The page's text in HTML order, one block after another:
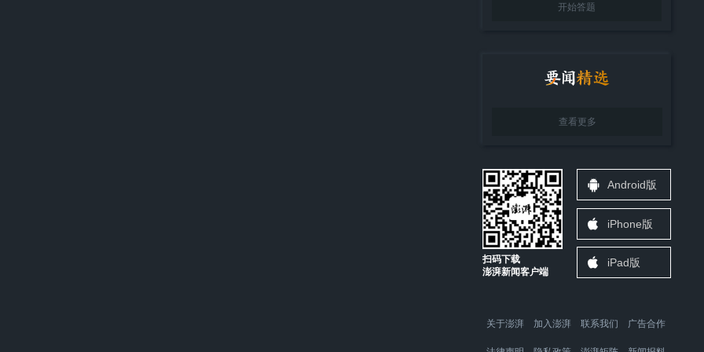
开始答题
查看更多
扫码下载
澎湃新闻客户端
Android版
iPhone版
iPad版
关于澎湃 加入澎湃 联系我们 广告合作